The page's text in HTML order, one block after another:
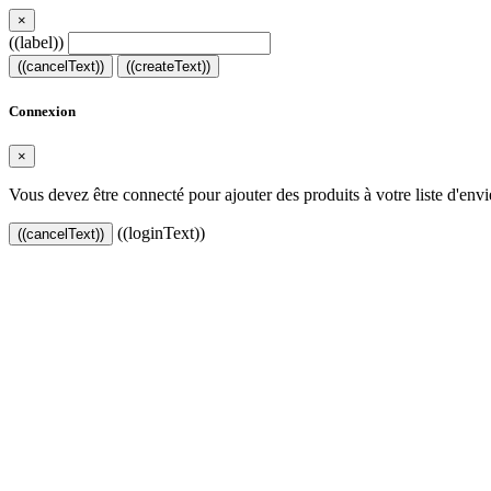
×
((label))
((cancelText)) ((createText))
Connexion
×
Vous devez être connecté pour ajouter des produits à votre liste
((cancelText)) ((loginText))